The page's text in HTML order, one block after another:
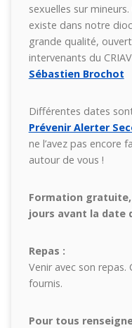
sexuelles sur
existe dans notre
grande qualité,
intervenants du
Sébastien Brochot
Différentes dates
Prévenir Alerter
ne l’avez pas encore
autour de vous !
Formation
jours avant la date
Repas :
Venir avec son
fournis.
Pour tous